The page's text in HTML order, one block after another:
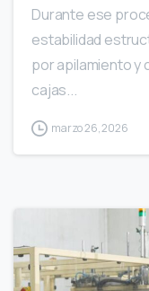
Durante ese
estabilidad
por apilamiento y
cajas...
marzo 26, 2026